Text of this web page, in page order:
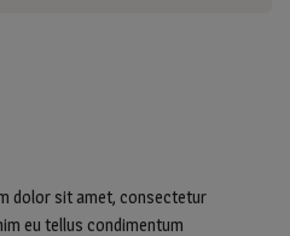
dolor sit amet, consectetur
eu tellus condimentum